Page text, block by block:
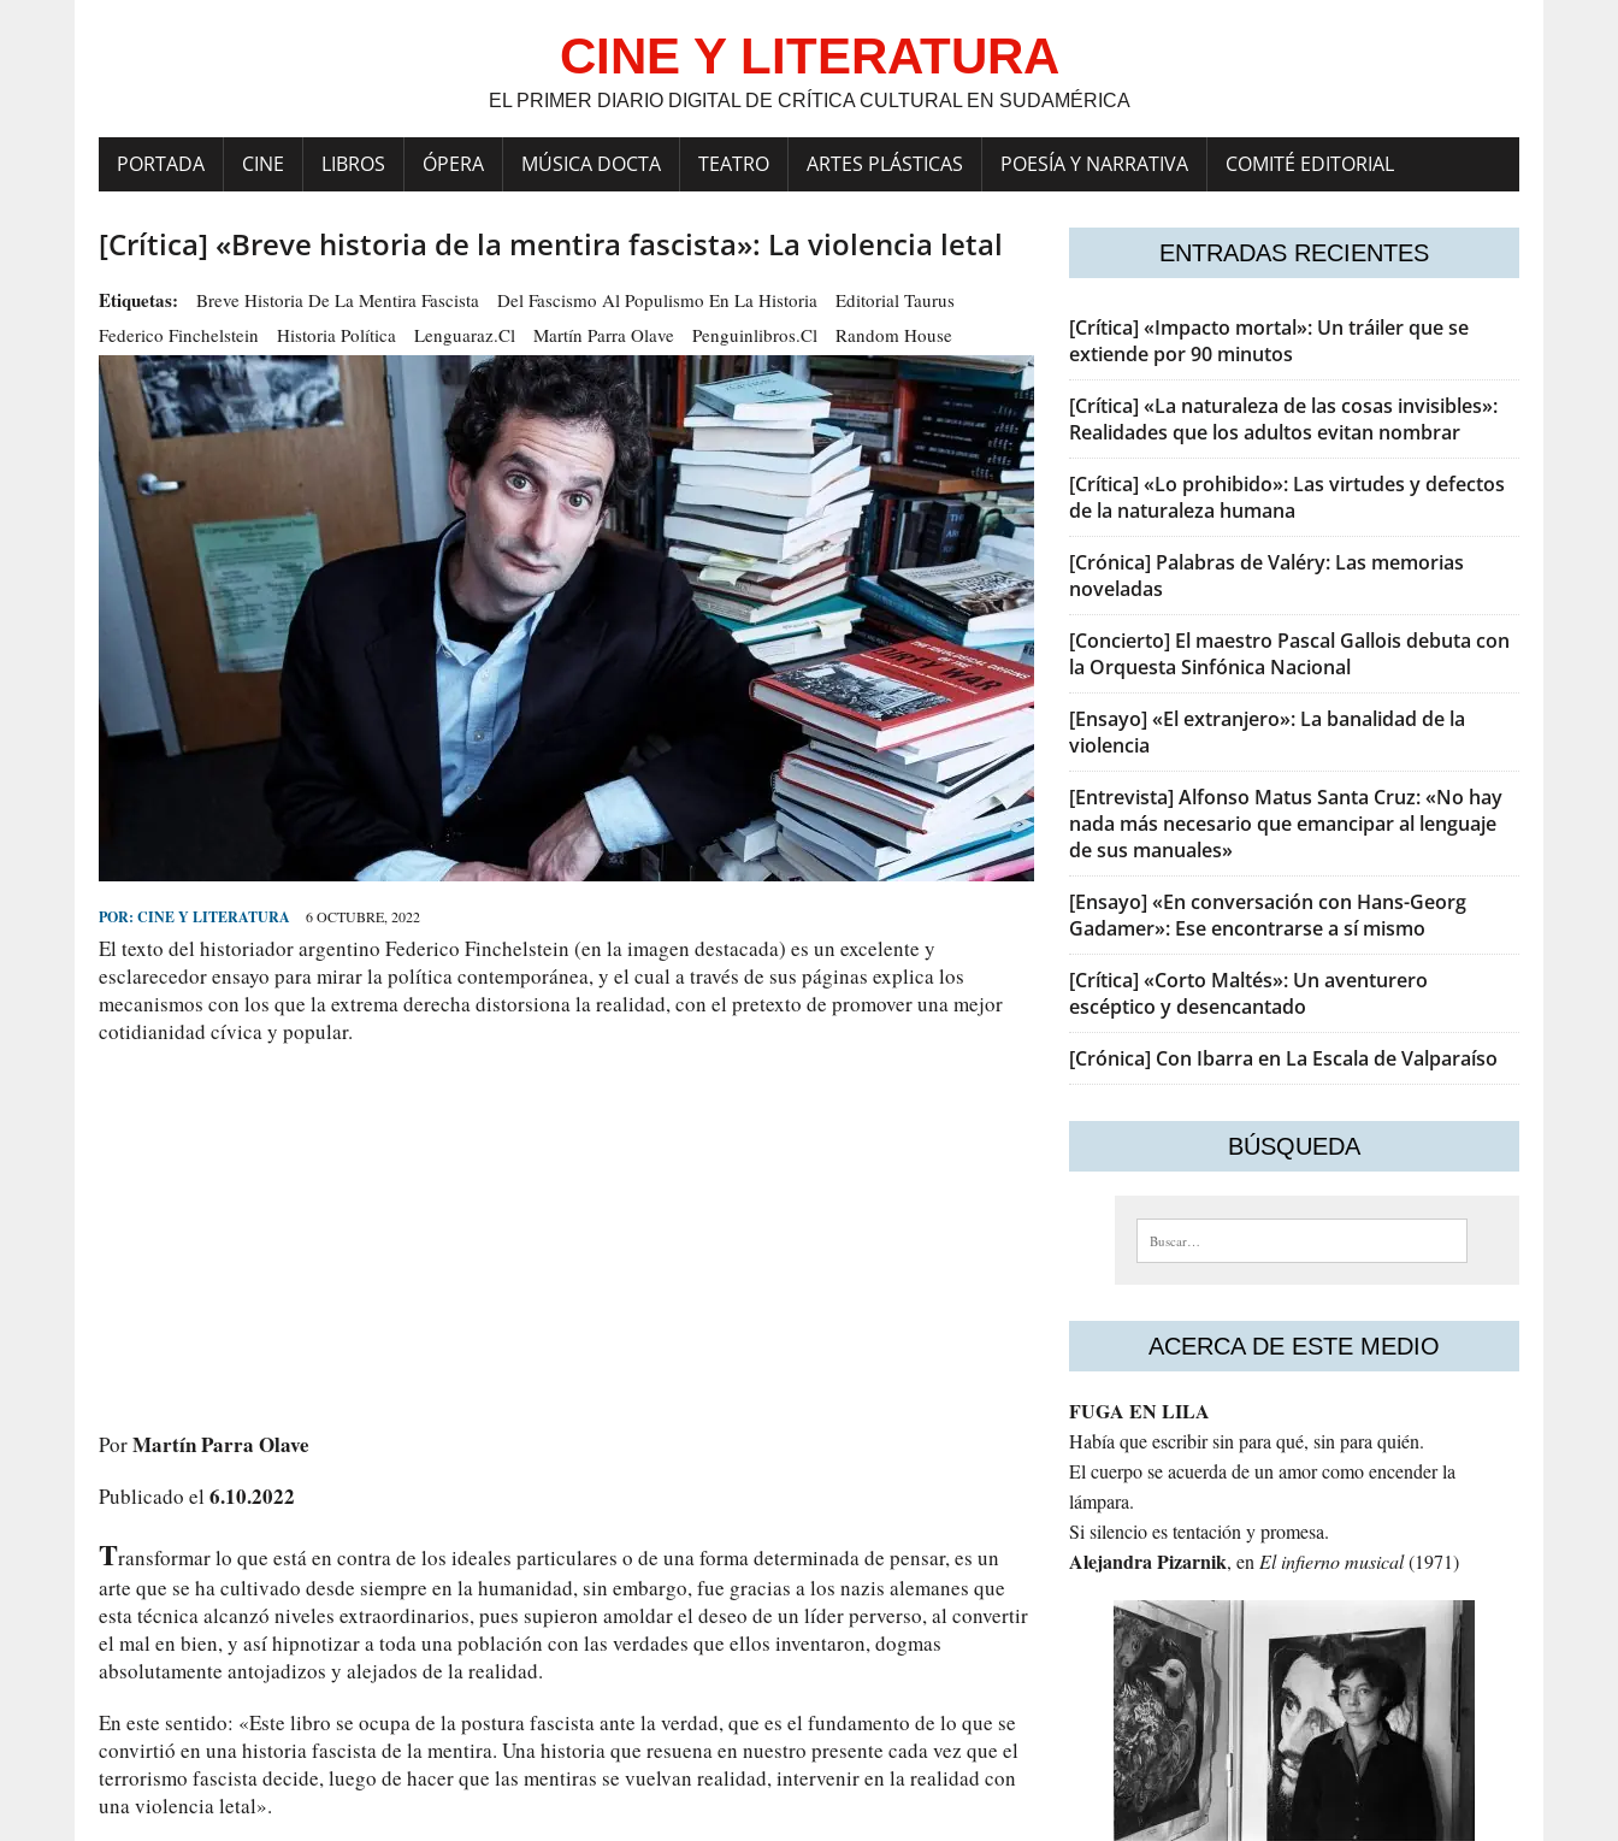
CINE Y LITERATURA
EL PRIMER DIARIO DIGITAL DE CRÍTICA CULTURAL EN SUDAMÉRICA
PORTADA CINE LIBROS ÓPERA MÚSICA DOCTA TEATRO ARTES PLÁSTICAS POESÍA Y NARRATIVA COMITÉ EDITORIAL
[Crítica] «Breve historia de la mentira fascista»: La violencia letal
Etiquetas: Breve Historia De La Mentira Fascista Del Fascismo Al Populismo En La Historia
Editorial Taurus
Federico Finchelstein
Historia Política Lenguaraz.cl Martín Parra Olave Penguinlibros.cl Random House
POR: CINE Y LITERATURA 6 OCTUBRE, 2022
El texto del historiador argentino Federico Finchelstein (en la imagen destacada) es un excelente y
esclarecedor ensayo para mirar la política contemporánea, y el cual a través de sus páginas explica los
mecanismos con los que la extrema derecha distorsiona la realidad, con el pretexto de promover una mejor
cotidianidad cívica y popular.
PorMartín Parra Olave
Publicado el 6.10.2022
Transformar lo que está en contra de los ideales particulares o de una forma determinada de pensar, es un
arte que se ha cultivado desde siempre en la humanidad, sin embargo, fue gracias a los nazis alemanes que
esta técnica alcanzó niveles extraordinarios, pues supieron amoldar el deseo de un líder perverso, al convertir
el mal en bien, y así hipnotizar a toda una población con las verdades que ellos inventaron, dogmas
absolutamente antojadizos y alejados de la realidad.
En este sentido: «Este libro se ocupa de la postura fascista ante la verdad, que es el fundamento de lo que se
convirtió en una historia fascista de la mentira. Una historia que resuena en nuestro presente cada vez que el
terrorismo fascista decide, luego de hacer que las mentiras se vuelvan realidad, intervenir en la realidad con
una violencia letal».
ENTRADAS RECIENTES
[Crítica] «Impacto mortal»: Un tráiler que se
extiende por 90 minutos
[Crítica] «La naturaleza de las cosas invisibles»:
Realidades que los adultos evitan nombrar
[Crítica] «Lo prohibido»: Las virtudes y defectos
de la naturaleza humana
[Crónica] Palabras de Valéry: Las memorias
noveladas
[Concierto] El maestro Pascal Gallois debuta con
la Orquesta Sinfónica Nacional
[Ensayo] «El extranjero»: La banalidad de la
violencia
[Entrevista] Alfonso Matus Santa Cruz: «No hay
nada más necesario que emancipar al lenguaje
de sus manuales»
[Ensayo] «En conversación con Hans-Georg
Gadamer»: Ese encontrarse a sí mismo
[Crítica] «Corto Maltés»: Un aventurero
escéptico y desencantado
[Crónica] Con Ibarra en La Escala de Valparaíso
BÚSQUEDA
Buscar:
ACERCA DE ESTE MEDIO
FUGA EN LILA
Había que escribir sin para qué, sin para quién.
El cuerpo se acuerda de un amor como encender la
lámpara.
Si silencio es tentación y promesa.
AlejandraPizarnik, enEl infierno musical(1971)